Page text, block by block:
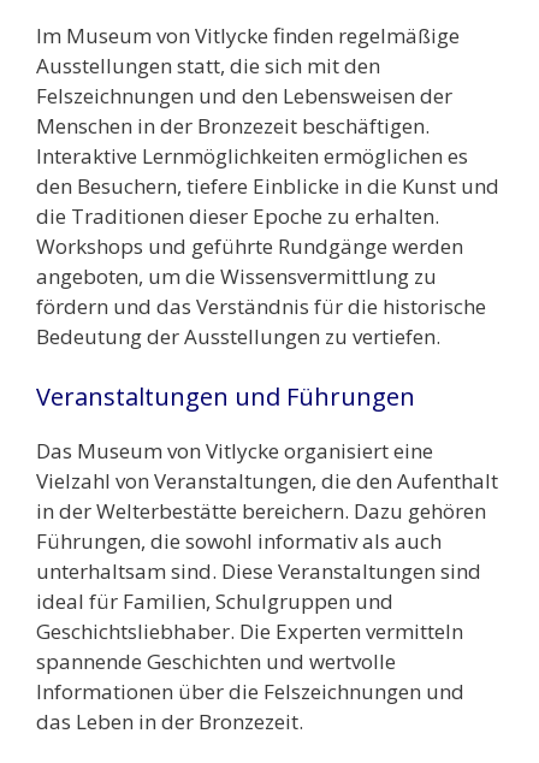
Im Museum von Vitlycke finden regelmäßige
Ausstellungen statt, die sich mit den
Felszeichnungen und den Lebensweisen der
Menschen in der Bronzezeit beschäftigen.
Interaktive Lernmöglichkeiten ermöglichen es
den Besuchern, tiefere Einblicke in die Kunst und
die Traditionen dieser Epoche zu erhalten.
Workshops und geführte Rundgänge werden
angeboten, um die Wissensvermittlung zu
fördern und das Verständnis für die historische
Bedeutung der Ausstellungen zu vertiefen.
Veranstaltungen und Führungen
Das Museum von Vitlycke organisiert eine
Vielzahl von Veranstaltungen, die den Aufenthalt
in der Welterbestätte bereichern. Dazu gehören
Führungen, die sowohl informativ als auch
unterhaltsam sind. Diese Veranstaltungen sind
ideal für Familien, Schulgruppen und
Geschichtsliebhaber. Die Experten vermitteln
spannende Geschichten und wertvolle
Informationen über die Felszeichnungen und
das Leben in der Bronzezeit.